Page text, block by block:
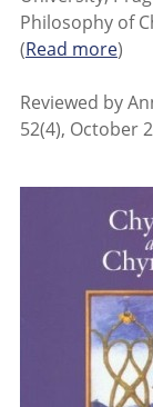
Philosophy of
(Read more)
Reviewed by
52(4), October